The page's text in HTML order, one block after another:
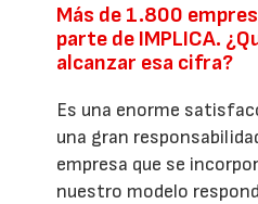
Más de 1.800
parte de IMPLICA.
alcanzar esa cifra?
Es una enorme
una gran
empresa que se
nuestro modelo